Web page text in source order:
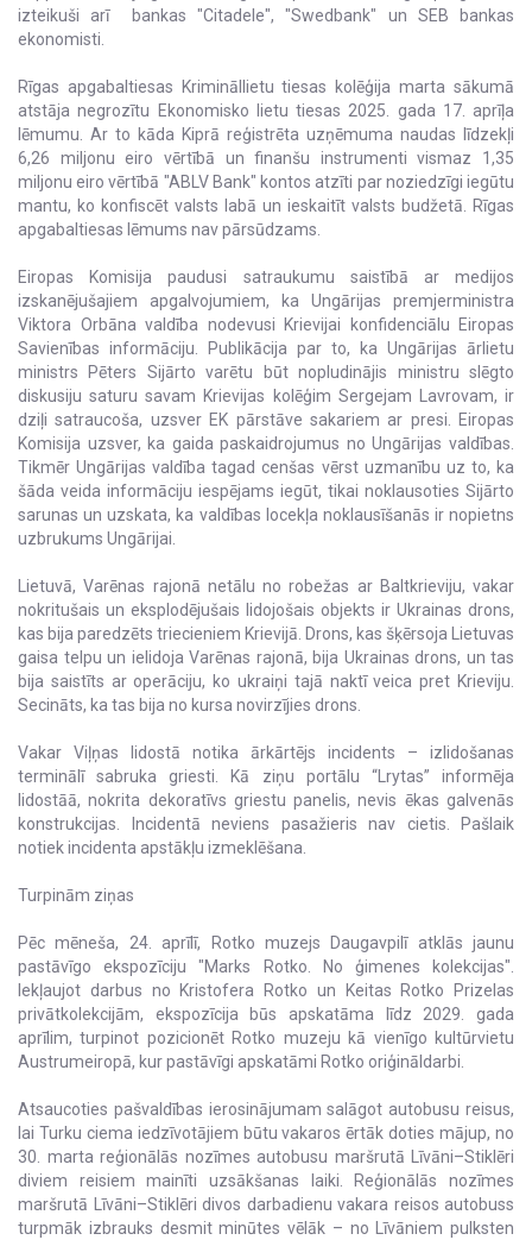
izteikuši arī bankas "Citadele", "Swedbank" un SEB bankas
ekonomisti.
Rīgas apgabaltiesas Krimināllietu tiesas kolēģija marta sākumā
atstāja negrozītu Ekonomisko lietu tiesas 2025. gada 17. aprīļa
lēmumu. Ar to kāda Kiprā reģistrēta uzņēmuma naudas līdzekļi
6,26 miljonu eiro vērtībā un finanšu instrumenti vismaz 1,35
miljonu eiro vērtībā "ABLV Bank" kontos atzīti par noziedzīgi iegūtu
mantu, ko konfiscēt valsts labā un ieskaitīt valsts budžetā. Rīgas
apgabaltiesas lēmums nav pārsūdzams.
Eiropas Komisija paudusi satraukumu saistībā ar medijos
izskanējušajiem apgalvojumiem, ka Ungārijas premjerministra
Viktora Orbāna valdība nodevusi Krievijai konfidenciālu Eiropas
Savienības informāciju. Publikācija par to, ka Ungārijas ārlietu
ministrs Pēters Sijārto varētu būt nopludinājis ministru slēgto
diskusiju saturu savam Krievijas kolēģim Sergejam Lavrovam, ir
dziļi satraucoša, uzsver EK pārstāve sakariem ar presi. Eiropas
Komisija uzsver, ka gaida paskaidrojumus no Ungārijas valdības.
Tikmēr Ungārijas valdība tagad cenšas vērst uzmanību uz to, ka
šāda veida informāciju iespējams iegūt, tikai noklausoties Sijārto
sarunas un uzskata, ka valdības locekļa noklausīšanās ir nopietns
uzbrukums Ungārijai.
Lietuvā, Varēnas rajonā netālu no robežas ar Baltkrieviju, vakar
nokritušais un eksplodējušais lidojošais objekts ir Ukrainas drons,
kas bija paredzēts triecieniem Krievijā. Drons, kas šķērsoja Lietuvas
gaisa telpu un ielidoja Varēnas rajonā, bija Ukrainas drons, un tas
bija saistīts ar operāciju, ko ukraiņi tajā naktī veica pret Krieviju.
Secināts, ka tas bija no kursa novirzījies drons.
Vakar Viļņas lidostā notika ārkārtējs incidents – izlidošanas
terminālī sabruka griesti. Kā ziņu portālu “Lrytas” informēja
lidostāā, nokrita dekoratīvs griestu panelis, nevis ēkas galvenās
konstrukcijas. Incidentā neviens pasažieris nav cietis. Pašlaik
notiek incidenta apstākļu izmeklēšana.
Turpinām ziņas
Pēc mēneša, 24. aprīlī, Rotko muzejs Daugavpilī atklās jaunu
pastāvīgo ekspozīciju "Marks Rotko. No ģimenes kolekcijas".
Iekļaujot darbus no Kristofera Rotko un Keitas Rotko Prizelas
privātkolekcijām, ekspozīcija būs apskatāma līdz 2029. gada
aprīlim, turpinot pozicionēt Rotko muzeju kā vienīgo kultūrvietu
Austrumeiropā, kur pastāvīgi apskatāmi Rotko oriģināldarbi.
Atsaucoties pašvaldības ierosinājumam salāgot autobusu reisus,
lai Turku ciema iedzīvotājiem būtu vakaros ērtāk doties mājup, no
30. marta reģionālās nozīmes autobusu maršrutā Līvāni–Stiklēri
diviem reisiem mainīti uzsākšanas laiki. Reģionālās nozīmes
maršrutā Līvāni–Stiklēri divos darbadienu vakara reisos autobuss
turpmāk izbrauks desmit minūtes vēlāk – no Līvāniem pulksten